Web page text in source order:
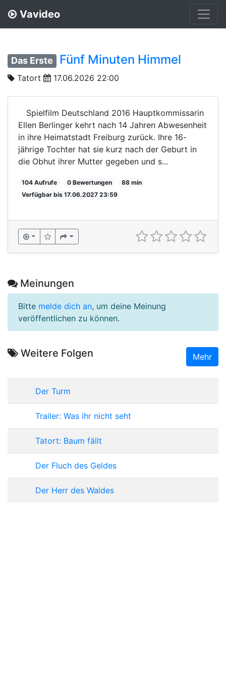
Vavideo
Das Erste Fünf Minuten Himmel
Tatort 17.06.2026 22:00
Spielfilm Deutschland 2016 Hauptkommissarin
Ellen Berlinger kehrt nach 14 Jahren Abwesenheit
in ihre Heimatstadt Freiburg zurück. Ihre 16-
jährige Tochter hat sie kurz nach der Geburt in
die Obhut ihrer Mutter gegeben und s...
104 Aufrufe 0 Bewertungen
88 min
Verfügbar bis 17.06.2027 23:59
Meinungen
Bitte melde dich an, um deine Meinung
veröffentlichen zu können.
Weitere Folgen Mehr
Der Turm
Trailer: Was ihr nicht seht
Tatort: Baum fällt
Der Fluch des Geldes
Der Herr des Waldes